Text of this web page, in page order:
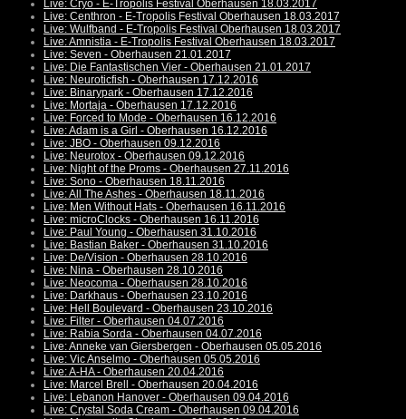
Live: Cryo - E-Tropolis Festival Oberhausen 18.03.2017
Live: Centhron - E-Tropolis Festival Oberhausen 18.03.2017
Live: Wulfband - E-Tropolis Festival Oberhausen 18.03.2017
Live: Amnistia - E-Tropolis Festival Oberhausen 18.03.2017
Live: Seven - Oberhausen 21.01.2017
Live: Die Fantastischen Vier - Oberhausen 21.01.2017
Live: Neuroticfish - Oberhausen 17.12.2016
Live: Binarypark - Oberhausen 17.12.2016
Live: Mortaja - Oberhausen 17.12.2016
Live: Forced to Mode - Oberhausen 16.12.2016
Live: Adam is a Girl - Oberhausen 16.12.2016
Live: JBO - Oberhausen 09.12.2016
Live: Neurotox - Oberhausen 09.12.2016
Live: Night of the Proms - Oberhausen 27.11.2016
Live: Sono - Oberhausen 18.11.2016
Live: All The Ashes - Oberhausen 18.11.2016
Live: Men Without Hats - Oberhausen 16.11.2016
Live: microClocks - Oberhausen 16.11.2016
Live: Paul Young - Oberhausen 31.10.2016
Live: Bastian Baker - Oberhausen 31.10.2016
Live: De/Vision - Oberhausen 28.10.2016
Live: Nina - Oberhausen 28.10.2016
Live: Neocoma - Oberhausen 28.10.2016
Live: Darkhaus - Oberhausen 23.10.2016
Live: Hell Boulevard - Oberhausen 23.10.2016
Live: Filter - Oberhausen 04.07.2016
Live: Rabia Sorda - Oberhausen 04.07.2016
Live: Anneke van Giersbergen - Oberhausen 05.05.2016
Live: Vic Anselmo - Oberhausen 05.05.2016
Live: A-HA - Oberhausen 20.04.2016
Live: Marcel Brell - Oberhausen 20.04.2016
Live: Lebanon Hanover - Oberhausen 09.04.2016
Live: Crystal Soda Cream - Oberhausen 09.04.2016